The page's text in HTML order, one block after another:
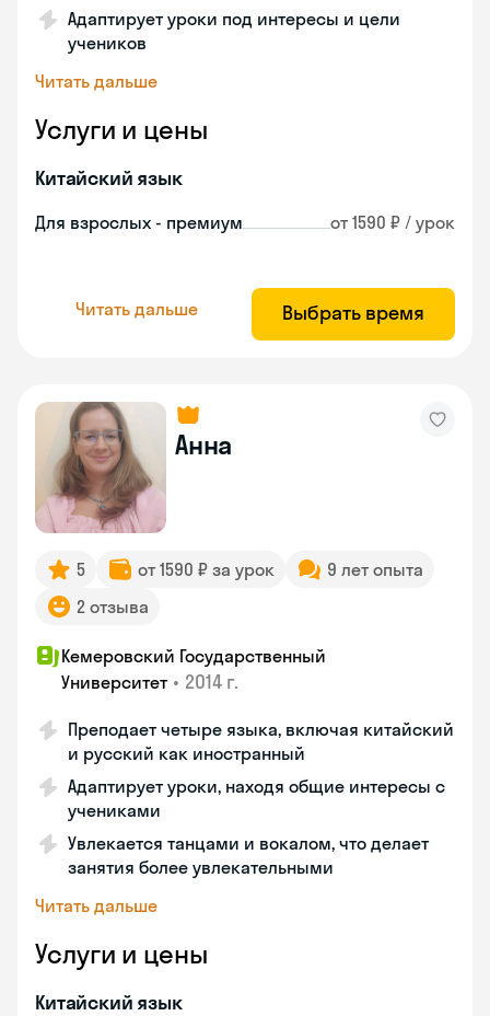
Адаптирует уроки под интересы и цели
учеников
Читать дальше
Услуги и цены
Китайский язык
Для взрослых - премиум от 1590 ₽ / урок
Читать дальше Выбрать время
Анна
5 от 1590 ₽ за урок
9 лет опыта
2 отзыва
Кемеровский Государственный
Университет • 2014 г.
Преподает четыре языка, включая китайский
и русский как иностранный
Адаптирует уроки, находя общие интересы с
учениками
Увлекается танцами и вокалом, что делает
занятия более увлекательными
Читать дальше
Услуги и цены
Китайский язык